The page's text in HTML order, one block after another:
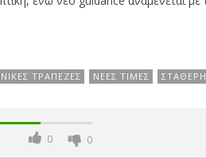
ΤΡΆΠΕΖΕΣ ΝΈΕΣ ΤΙΜΈΣ
0 0